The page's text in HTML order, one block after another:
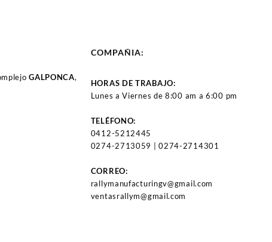
GALPONCA,
COMPAÑIA:
HORAS DE TRABAJO:
Lunes a Viernes de 8:00 am a 6:00 pm
TELÉFONO:
0412-5212445
0274-2713059 | 0274-2714301
CORREO:
rallymanufacturingv@gmail.com
ventasrallym@gmail.com